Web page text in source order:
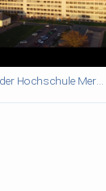
Forschung an der Hochschule Merseburg